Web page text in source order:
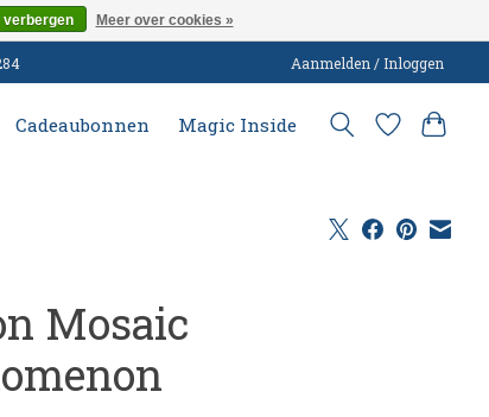
Aanmelden / Inloggen
Cadeaubonnen Magic Inside
Mosaic
verbergen Meer over cookies »